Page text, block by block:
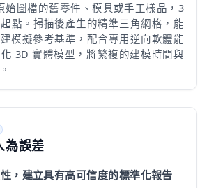
始圖檔的舊零件、模具或手工樣品，3
點。掃描後產生的精準三角網格，能
模擬參考基準，配合專用逆向軟體能
3D 實體模型，將繁複的建模時間與
為誤差
，建立具有高可信度的標準化報告